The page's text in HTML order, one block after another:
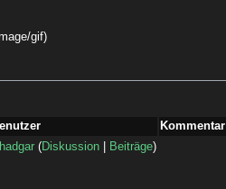
gif)
Kommentar
(Diskussion Beiträge)